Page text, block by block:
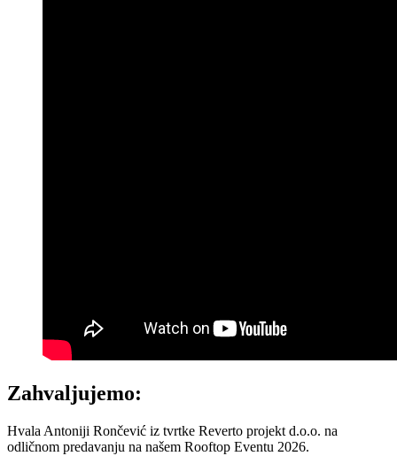
Zahvaljujemo:
Hvala Antoniji Rončević iz tvrtke Reverto projekt d.o.o. na
odličnom predavanju na našem Rooftop Eventu 2026.